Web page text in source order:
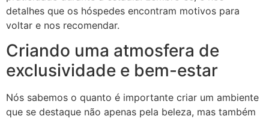
detalhes que os hóspedes encontram motivos para
voltar e nos recomendar.
Criando uma atmosfera de
exclusividade e bem-estar
Nós sabemos o quanto é importante criar um ambiente
que se destaque não apenas pela beleza, mas também